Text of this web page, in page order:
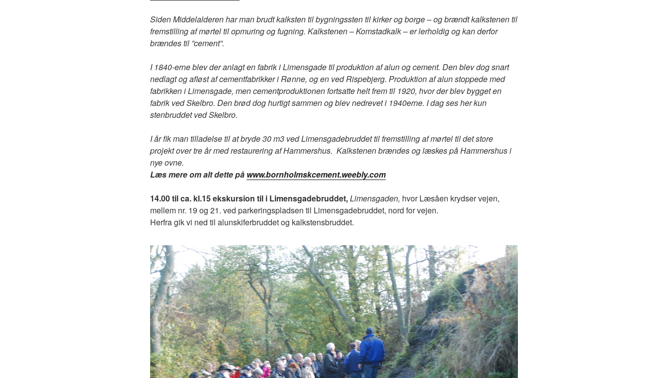
Siden Middelalderen har man brudt kalksten til bygningssten til kirker og borge – og brændt kalkstenen til
fremstilling af mørtel til opmuring og fugning. Kalkstenen – Komstadkalk – er lerholdig og kan derfor
brændes til ”cement”.
I 1840-erne blev der anlagt en fabrik i Limensgade til produktion af alun og cement. Den blev dog snart
nedlagt og afløst af cementfabrikker i Rønne, og en ved Rispebjerg. Produktion af alun stoppede med
fabrikken i Limensgade, men cementproduktionen fortsatte helt frem til 1920, hvor der blev bygget en
fabrik ved Skelbro. Den brød dog hurtigt sammen og blev nedrevet i 1940erne. I dag ses her kun
stenbruddet ved Skelbro.
I år fik man tilladelse til at bryde 30 m3 ved Limensgadebruddet til fremstilling af mørtel til det store
projekt over tre år med restaurering af Hammershus. Kalkstenen brændes og læskes på Hammershus i
nye ovne.
Læs mere om alt dette på www.bornholmskcement.weebly.com
14.00 til ca. kl.15 ekskursion til i Limensgadebruddet,Limensgaden, hvor Læsåen krydser vejen,
mellem nr. 19 og 21. ved parkeringspladsen til Limensgadebruddet, nord for vejen.
Herfra gik vi ned til alunskiferbruddet og kalkstensbruddet.